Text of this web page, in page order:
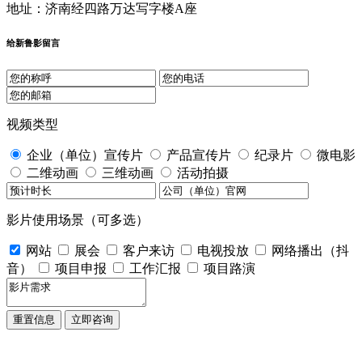
地址：济南经四路万达写字楼A座
给新鲁影留言
视频类型
企业（单位）宣传片 产品宣传片 纪录片
微电影
二维动画
三维动画 活动拍摄
影片使用场景（可多选）
网站 展会 客户来访 电视投放
网络播出（抖
音）
项目申报 工作汇报 项目路演